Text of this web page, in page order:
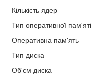
Кількість ядер
Тип оперативної пам'яті
Оперативна пам'ять
Тип диска
Об'єм диска